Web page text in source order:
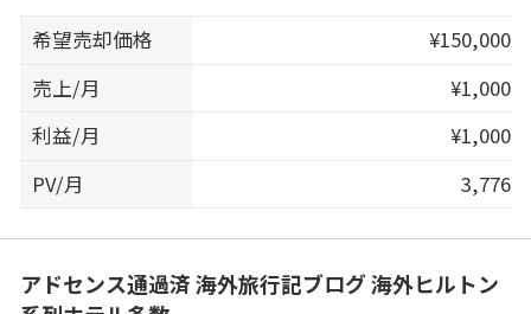
希望売却価格
¥150,000
売上/月
¥1,000
利益/月
¥1,000
PV/月
3,776
アドセンス通過済 海外旅行記ブログ 海外ヒルトン